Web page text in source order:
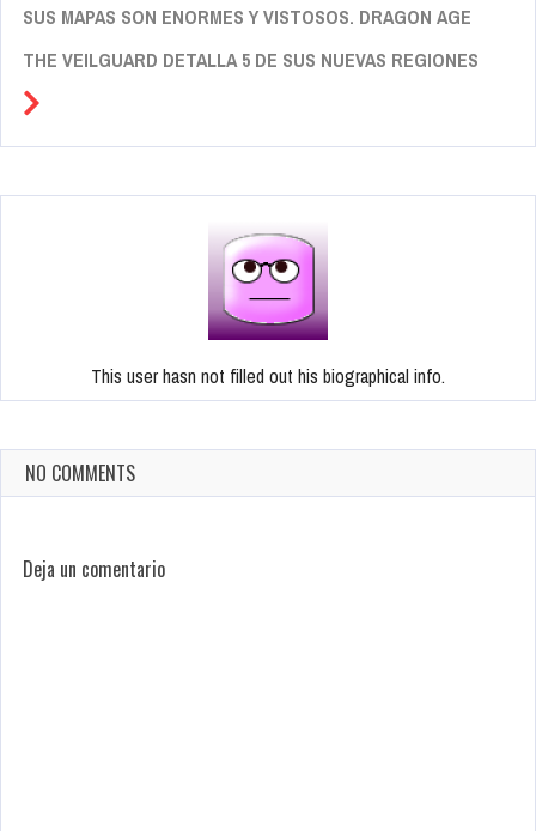
SUS MAPAS SON ENORMES Y VISTOSOS. DRAGON AGE
THE VEILGUARD DETALLA 5 DE SUS NUEVAS REGIONES
This user hasn not filled out his biographical info.
NO COMMENTS
Deja un comentario